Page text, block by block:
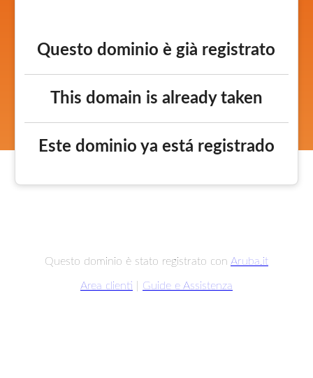
Questo dominio è già registrato
This domain is already taken
Este dominio ya está registrado
Questo dominio è stato registrato con Aruba.it
Area clienti Guide e Assistenza